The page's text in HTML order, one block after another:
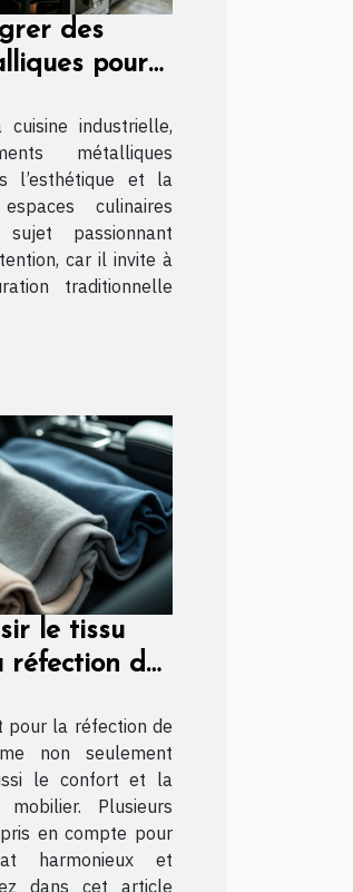
des
pour
industrielle,
métalliques
l’esthétique et la
culinaires
passionnant
car il invite à
traditionnelle
le tissu
réfection de
pour la réfection de
non seulement
le confort et la
Plusieurs
en compte pour
harmonieux et
dans cet article